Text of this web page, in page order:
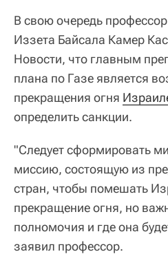
В свою очередь
Иззета Байсала Камер
Новости, что главным
плана по Газе является
прекращения огня
определить санкции.
"Следует сформировать
миссию, состоящую из
стран, чтобы помешать
прекращение огня, но
полномочия и где она
заявил профессор.